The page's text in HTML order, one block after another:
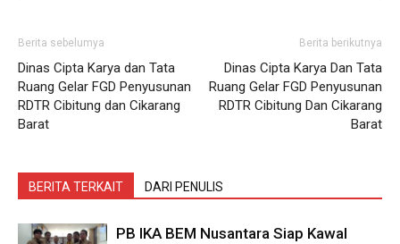
Berita sebelumya
Dinas Cipta Karya dan Tata
Ruang Gelar FGD Penyusunan
RDTR Cibitung dan Cikarang
Barat
Berita berikutnya
Dinas Cipta Karya Dan Tata
Ruang Gelar FGD Penyusunan
RDTR Cibitung Dan Cikarang
Barat
BERITA TERKAIT DARI PENULIS
PB IKA BEM Nusantara Siap Kawal